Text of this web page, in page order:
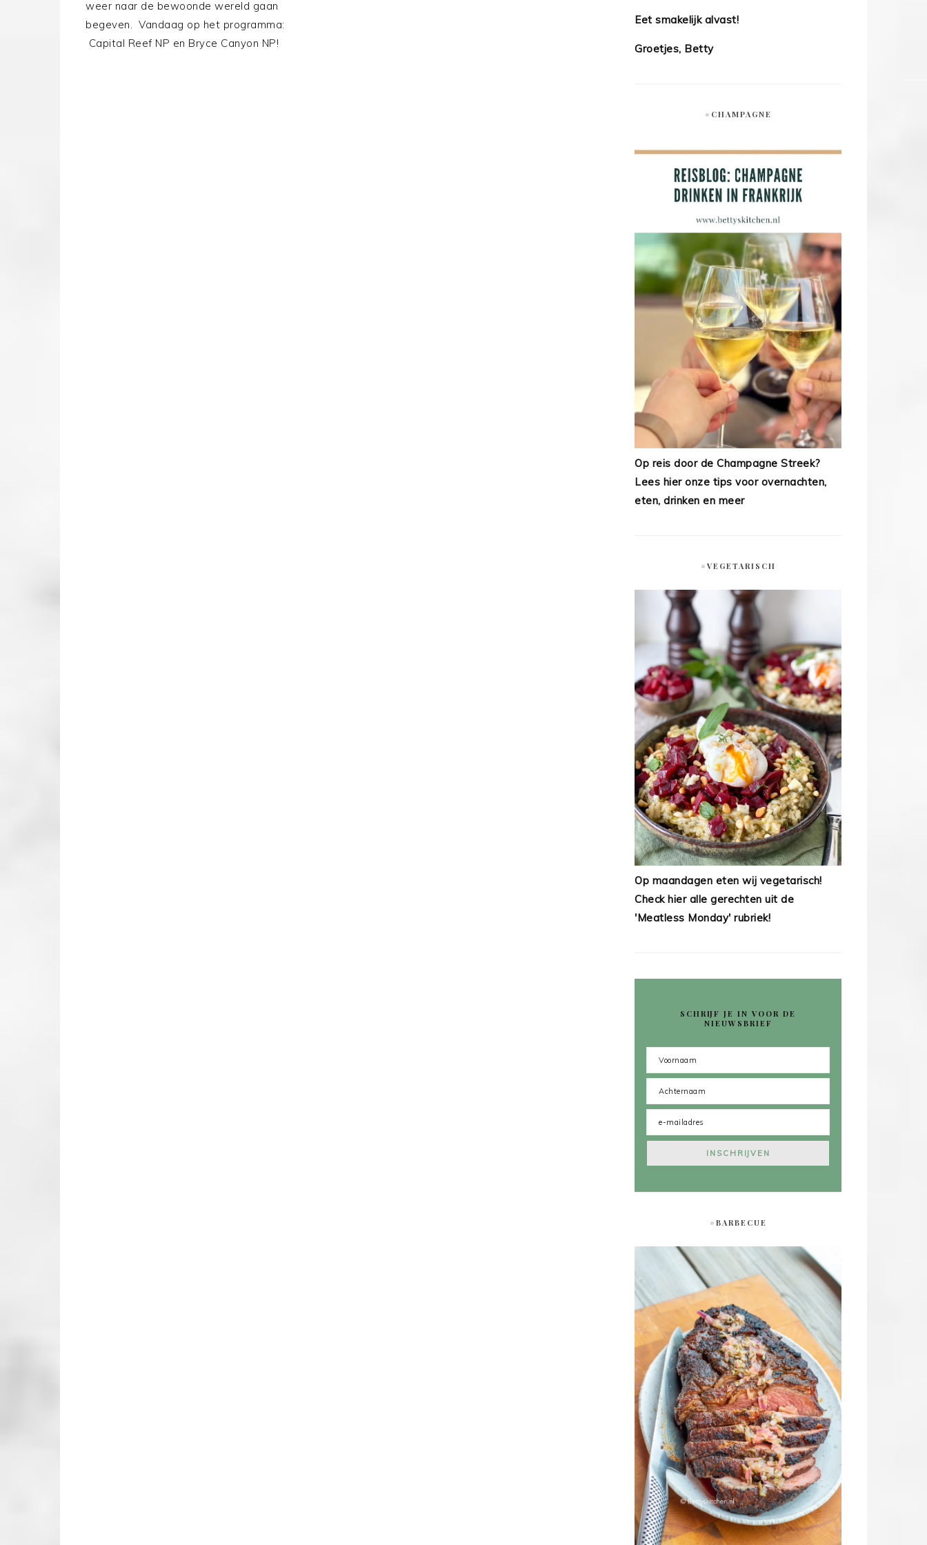
weer naar de bewoonde wereld gaan
begeven. Vandaag op het programma:
Capital Reef NP en Bryce Canyon NP!
Eet smakelijk alvast!
Groetjes, Betty
#CHAMPAGNE
Op reis door de Champagne Streek?
Lees hier onze tips voor overnachten,
eten, drinken en meer
#VEGETARISCH
Op maandagen eten wij vegetarisch!
Check hier alle gerechten uit de
'Meatless Monday' rubriek!
SCHRIJF JE IN VOOR DE
NIEUWSBRIEF
#BARBECUE